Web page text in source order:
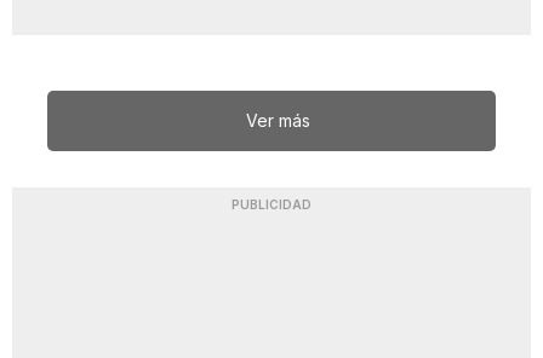
Ver más
PUBLICIDAD